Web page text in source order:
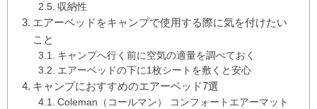
収納性
エアーベッドをキャンプで使用する際に気を付けたい
こと
キャンプへ行く前に空気の適量を調べておく
エアーベッドの下に1枚シートを敷くと安心
キャンプにおすすめのエアーベッド7選
Coleman（コールマン） コンフォートエアーマット